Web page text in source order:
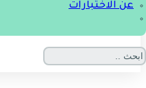
عن الاختبارات